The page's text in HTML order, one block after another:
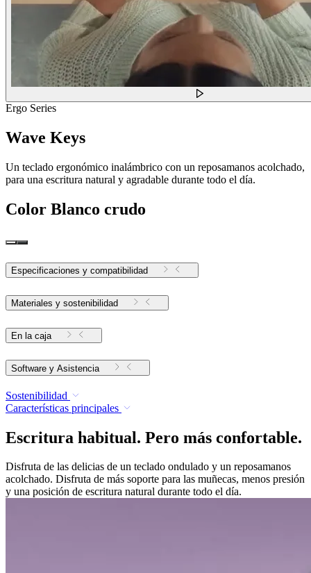
Ergo Series
Wave Keys
Un teclado ergonómico inalámbrico con un reposamanos acolchado,
para una escritura natural y agradable durante todo el día.
Color Blanco crudo
Especificaciones y compatibilidad
Materiales y sostenibilidad
En la caja
Software y Asistencia
Sostenibilidad
Características principales
Escritura habitual. Pero más confortable.
Disfruta de las delicias de un teclado ondulado y un reposamanos
acolchado. Disfruta de más soporte para las muñecas, menos presión
y una posición de escritura natural durante todo el día.